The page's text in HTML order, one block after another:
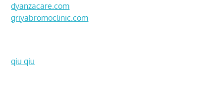
dyanzacare.com
griyabromoclinic.com
qiu qiu